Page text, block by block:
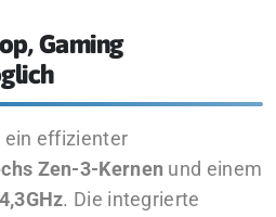
Gaming
ein effizienter
Zen-3-Kernen und einem
4,3GHz. Die integrierte